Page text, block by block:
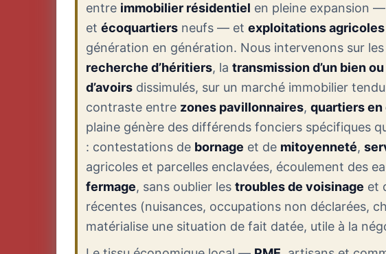
entre immobilier résidentiel en pleine expansion
etécoquartiers neufs — etexploitations agricoles
génération en génération. Nous intervenons sur
recherche d’héritiers, latransmission d’un bien
d’avoirs dissimulés, sur un marché immobilier
contraste entre zones pavillonnaires,quartiers
plaine génère des différends fonciers spécifiques
: contestations de bornage et de mitoyenneté,
agricoles et parcelles enclavées, écoulement des
fermage, sans oublier lestroubles de voisinage et
récentes (nuisances, occupations non déclarées,
matérialise une situation de fait datée, utile à la